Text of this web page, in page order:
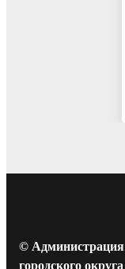
© Администрация
городского округа